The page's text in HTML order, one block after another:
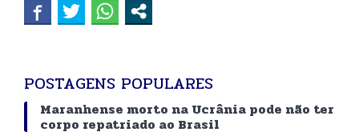
POSTAGENS POPULARES
Maranhense morto na Ucrânia pode não ter
corpo repatriado ao Brasil